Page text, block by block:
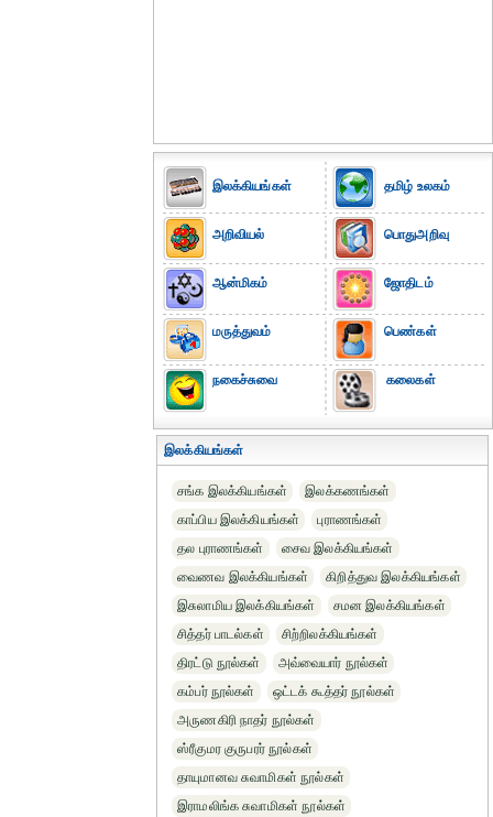
இலக்கியங்கள்
அறிவியல்
ஆன்மிகம்
மருத்துவம்
நகைச்சுவை
தமிழ் உலகம்
பொதுஅறிவு
ஜோதிடம்
பெண்கள்
கலைகள்
இலக்கியங்கள்
சங்க இலக்கியங்கள்
இலக்கணங்கள்
காப்பிய இலக்கியங்கள்
புராணங்கள்
தல புராணங்கள்
சைவ இலக்கியங்கள்
வைணவ இலக்கியங்கள்
கிறித்துவ இலக்கியங்கள்
இசுலாமிய இலக்கியங்கள்
சமன இலக்கியங்கள்
சித்தர் பாடல்கள்
சிற்றிலக்கியங்கள்
திரட்டு நூல்கள்
அவ்வையார் நூல்கள்
கம்பர் நூல்கள்
ஒட்டக் கூத்தர் நூல்கள்
அருணகிரி நாதர் நூல்கள்
ஸ்ரீகுமர குருபரர் நூல்கள்
தாயுமானவ சுவாமிகள் நூல்கள்
இராமலிங்க சுவாமிகள் நூல்கள்